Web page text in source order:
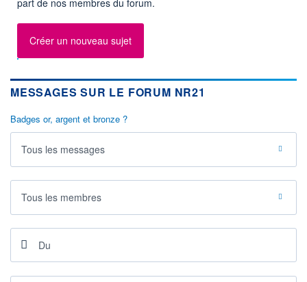
0,0000
+ HAUT
0,0000
VOLUME
3 MEUR 23.07.26 / 10:49:24
LIMITE À LA
BAISSE
ESTIMÉ 2026
-
2026
-
DERNIER
DIVIDENDE
-
PROCHAIN
Créer un nouveau sujet
MESSAGES SUR LE FORUM NR21
Badges or, argent et bronze ?
Tous les messages
Tous les membres